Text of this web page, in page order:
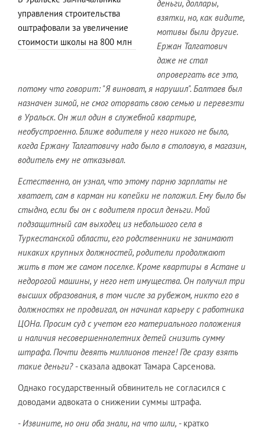
управления строительства
оштрафовали за увеличение
стоимости школы на 800 млн
деньги, доллары,
взятки, но, как видите,
мотивы были другие.
Ержан Талгатович
даже не стал
опровергать все это,
потому что говорит: "Я виноват, я нарушил". Балтаев был
назначен зимой, не смог оторвать свою семью и перевезти
в Уральск. Он жил один в служебной квартире,
необустроенно. Ближе водителя у него никого не было,
когда Ержану Талгатовичу надо было в столовую, в магазин,
водитель ему не отказывал.
Естественно, он узнал, что этому парню зарплаты не
хватает, сам в карман ни копейки не положил. Ему было бы
стыдно, если бы он с водителя просил деньги. Мой
подзащитный сам выходец из небольшого села в
Туркестанской области, его родственники не занимают
никаких крупных должностей, родители продолжают
жить в том же самом поселке. Кроме квартиры в Астане и
недорогой машины, у него нет имущества. Он получил три
высших образования, в том числе за рубежом, никто его в
должностях не продвигал, он начинал карьеру с работника
ЦОНа. Просим суд с учетом его материального положения
и наличия несовершеннолетних детей снизить сумму
штрафа. Почти девять миллионов тенге! Где сразу взять
такие деньги? - сказала адвокат Тамара Сарсенова.
Однако государственный обвинитель не согласился с
доводами адвоката о снижении суммы штрафа.
- Извините, но они оба знали, на что шли, - кратко